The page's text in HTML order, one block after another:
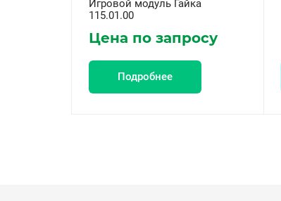
Игровой модуль Гайка
115.01.00
Цена по запросу
Подробнее